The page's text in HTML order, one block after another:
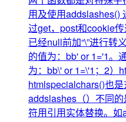
用及使用addslashes()
过get，post和cookie
已经null前加“\”进行转
的值为：bb' or 1='1。
为：bb\' or 1=\'1；2）
htmlspecialchars()也
addslashes（）不同
符用引用实体替换。如